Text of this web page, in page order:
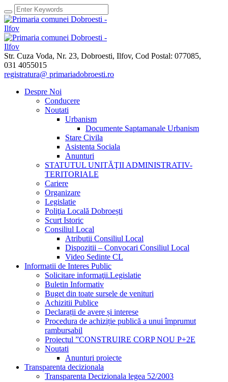
Str. Cuza Voda, Nr. 23, Dobroesti, Ilfov, Cod Postal: 077085,
031 4055015
registratura@ primariadobroesti.ro
Despre Noi
Conducere
Noutati
Urbanism
Documente Saptamanale Urbanism
Stare Civila
Asistenta Sociala
Anunturi
STATUTUL UNITĂŢII ADMINISTRATIV-
TERITORIALE
Cariere
Organizare
Legislatie
Poliţia Locală Dobroești
Scurt Istoric
Consiliul Local
Atributii Consiliul Local
Dispozitii – Convocari Consiliul Local
Video Sedinte CL
Informatii de Interes Public
Solicitare informaţii.Legislatie
Buletin Informativ
Buget din toate sursele de venituri
Achizitii Publice
Declarații de avere și interese
Procedura de achiziție publică a unui împrumut
rambursabil
Proiectul ”CONSTRUIRE CORP NOU P+2E
Noutati
Anunturi proiecte
Transparenta decizionala
Transparenta Decizionala legea 52/2003